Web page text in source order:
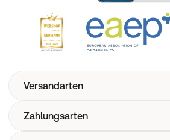
Versandarten
Zahlungsarten